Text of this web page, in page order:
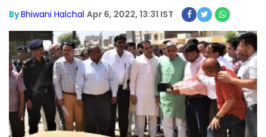
ByBhiwani Halchal Apr 6, 2022, 13:31 IST